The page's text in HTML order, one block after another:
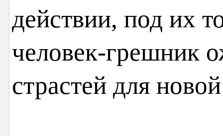
действии, под их
человек-грешник
страстей для